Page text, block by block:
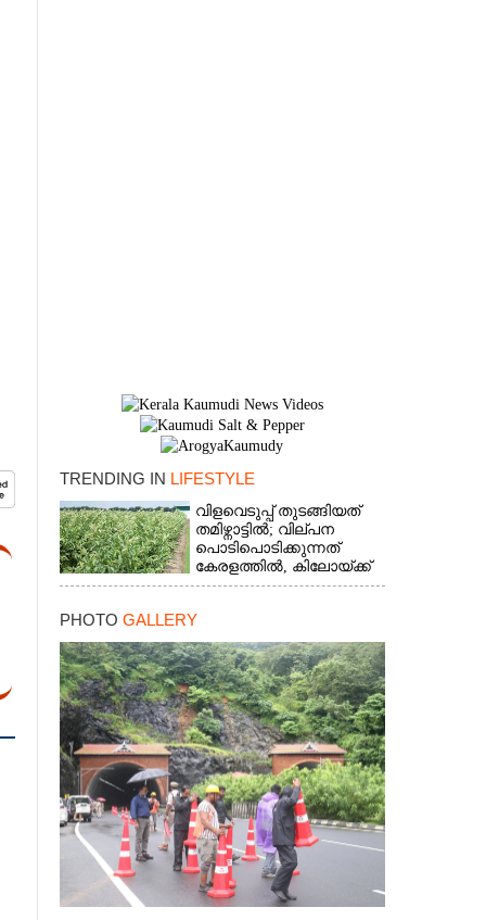
TRENDING IN LIFESTYLE
വിളവെടുപ്പ് തുടങ്ങിയത്
തമിഴ്നാട്ടിൽ; വില്പന
പൊടിപൊടിക്കുന്നത്
കേരളത്തിൽ, കിലോയ്ക്ക്
വില 80 രൂപ മുതൽ
PHOTO GALLERY